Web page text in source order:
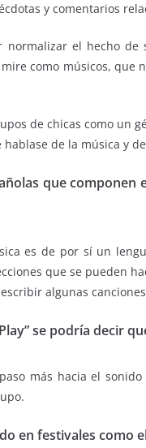
y comentarios
normalizar el hecho
como músicos, que
de chicas como un
de la música y
que componen
es de por sí un
que se pueden
algunas
se podría decir
más hacia el
en festivales como